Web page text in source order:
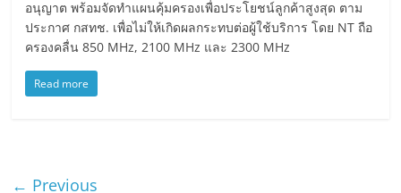
อนุญาต พร้อมจัดทำแผนคุ้มครองเพื่อประโยชน์ลูกค้าสูงสุด ตาม
ประกาศ กสทช. เพื่อไม่ให้เกิดผลกระทบต่อผู้ใช้บริการ โดย NT ถือ
ครองคลื่น 850 MHz, 2100 MHz และ 2300 MHz
Read more
← Previous